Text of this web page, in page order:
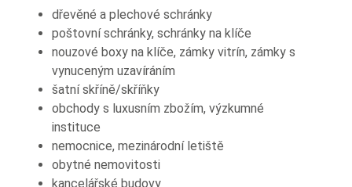
dřevěné a plechové schránky
poštovní schránky, schránky na klíče
nouzové boxy na klíče, zámky vitrín, zámky s
vynuceným uzavíráním
šatní skříně/skříňky
obchody s luxusním zbožím, výzkumné
instituce
nemocnice, mezinárodní letiště
obytné nemovitosti
kancelářské budovy